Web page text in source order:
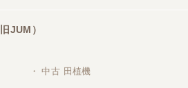
JUM）
・ 中古 田植機